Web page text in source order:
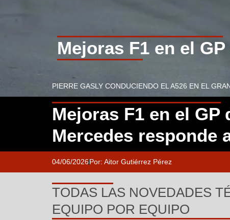
Mejoras F1 en el
PIERRE GASLY CONDUCIENDO EL A526 EN EL
Mejoras F1 en el GP
Mercedes responde
04/06/2026Por: Aitor Gutiérrez Pérez
TODAS LAS NOVEDADES
EQUIPO POR EQUIPO